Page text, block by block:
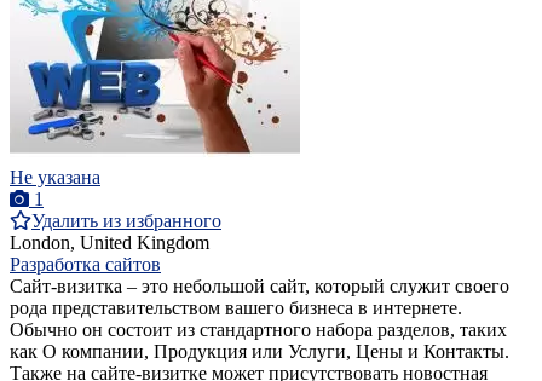
Не указана
1
Удалить из избранного
London, United Kingdom
Разработка сайтов
Сайт-визитка – это небольшой сайт, который служит своего
рода представительством вашего бизнеса в интернете.
Обычно он состоит из стандартного набора разделов, таких
как О компании, Продукция или Услуги, Цены и Контакты.
Также на сайте-визитке может присутствовать новостная